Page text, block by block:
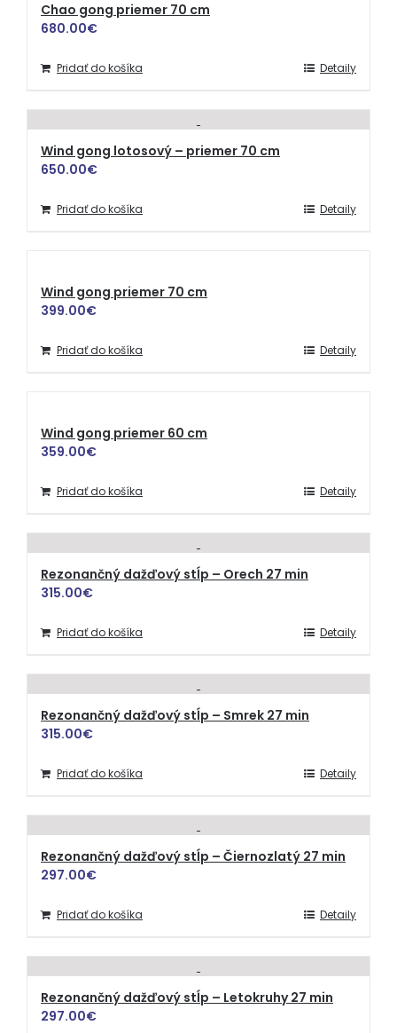
Chao gong priemer 70 cm
680.00€
Pridať do košíka Detaily
Wind gong lotosový – priemer 70 cm
650.00€
Pridať do košíka Detaily
Wind gong priemer 70 cm
399.00€
Pridať do košíka Detaily
Wind gong priemer 60 cm
359.00€
Pridať do košíka Detaily
Rezonančný dažďový stĺp – Orech 27 min
315.00€
Pridať do košíka Detaily
Rezonančný dažďový stĺp – Smrek 27 min
315.00€
Pridať do košíka Detaily
Rezonančný dažďový stĺp – Čiernozlatý 27 min
297.00€
Pridať do košíka Detaily
Rezonančný dažďový stĺp – Letokruhy 27 min
297.00€